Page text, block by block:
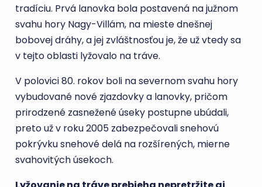
tradíciu. Prvá lanovka bola postavená na južnom
svahu hory Nagy-Villám, na mieste dnešnej
bobovej dráhy, a jej zvláštnosťou je, že už vtedy sa
v tejto oblasti lyžovalo na tráve.
V polovici 80. rokov boli na severnom svahu hory
vybudované nové zjazdovky a lanovky, pričom
prirodzené zasnežené úseky postupne ubúdali,
preto už v roku 2005 zabezpečovali snehovú
pokrývku snehové delá na rozšírených, mierne
svahovitých úsekoch.